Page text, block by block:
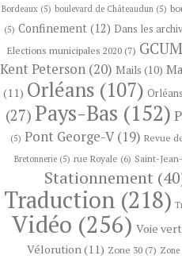
Bordeaux(5) boulevard de Châteaudun(5)
(5) Confinement (12) Dans les
Elections municipales 2020(7) GCUM
Kent Peterson (20) Mails (10)
(11) Orléans (107)
(27) Pays-Bas (152)
(5) Pont George-V(19) Revue
Bretonnerie (5) rue Royale (6) Saint-
Stationnement
Traduction (218)
Vidéo (256) Voie
Vélorution(11) Zone 30 (7) Zone